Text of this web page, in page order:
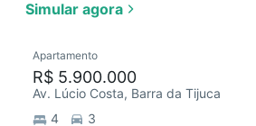
Simular agora
Apartamento
R$ 5.900.000
Av. Lúcio Costa, Barra da Tijuca
4
3